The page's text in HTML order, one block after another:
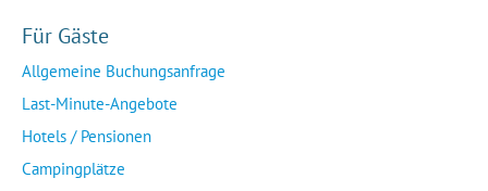
Für Gäste
Allgemeine Buchungsanfrage
Last-Minute-Angebote
Hotels / Pensionen
Campingplätze